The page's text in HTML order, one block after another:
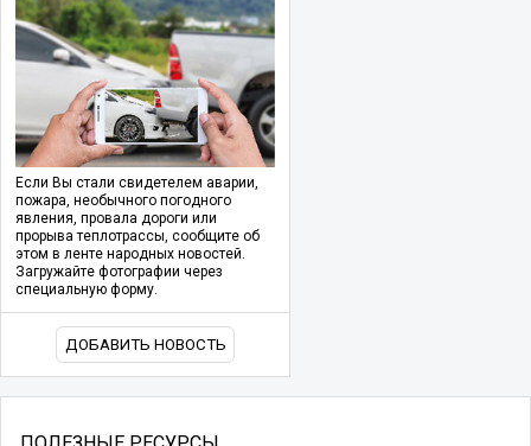
Если Вы стали свидетелем аварии,
пожара, необычного погодного
явления, провала дороги или
прорыва теплотрассы, сообщите об
этом в ленте народных новостей.
Загружайте фотографии через
специальную форму.
ДОБАВИТЬ НОВОСТЬ